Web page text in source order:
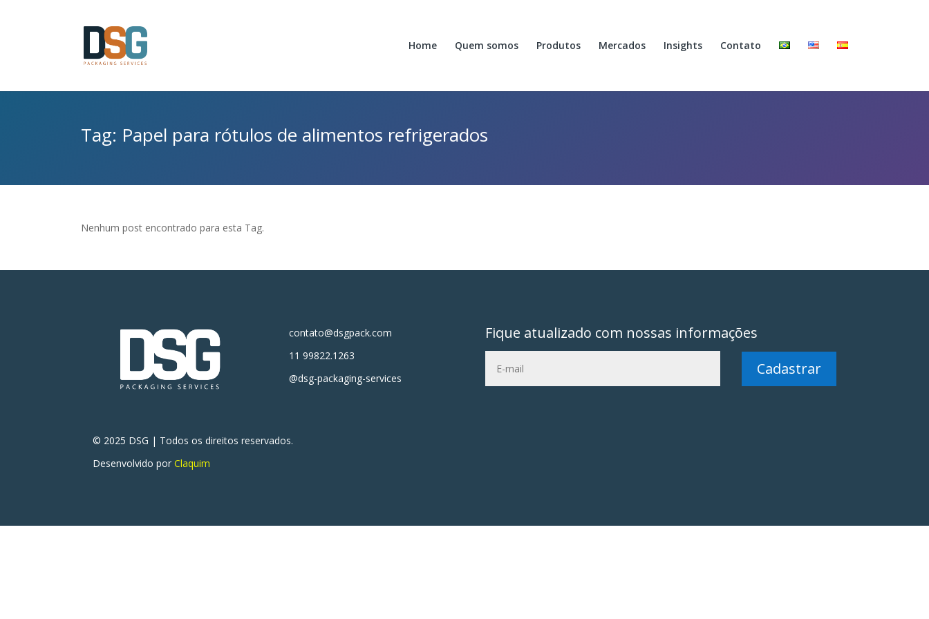
Home Quem somos Produtos Mercados Insights Contato
Tag: Papel para rótulos de alimentos refrigerados
Nenhum post encontrado para esta Tag.
contato@dsgpack.com
11 99822.1263
@dsg-packaging-services
Fique atualizado com nossas informações
Cadastrar
© 2025 DSG | Todos os direitos reservados.
Desenvolvido porClaquim